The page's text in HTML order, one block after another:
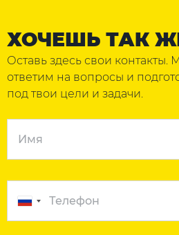
ХОЧЕШЬ ТАК
Оставь здесь свои
ответим на вопросы и
под твои цели и задачи.